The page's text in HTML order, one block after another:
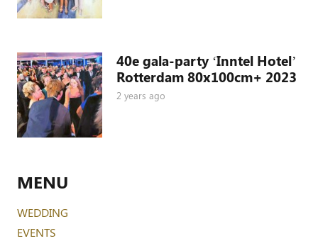
40e gala-party ‘Inntel Hotel’
Rotterdam 80x100cm+ 2023
2 years ago
MENU
WEDDING
EVENTS